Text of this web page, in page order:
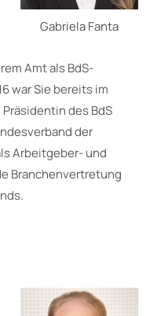
Gabriela Fanta
Amt als BdS-
war Sie bereits im
des BdS
der
Arbeitgeber- und
Branchenvertretung